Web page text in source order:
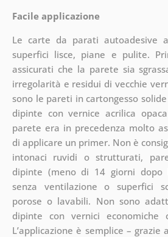
Facile applicazione
Le carte da parati autoadesive
superfici lisce, piane e pulite.
assicurati che la parete sia
irregolarità e residui di vecchie
sono le pareti in cartongesso
dipinte con vernice acrilica
parete era in precedenza molto
di applicare un primer. Non è
intonaci ruvidi o strutturati,
dipinte (meno di 14 giorni dopo
senza ventilazione o superfici
porose o lavabili. Non sono
dipinte con vernici economiche
L’applicazione è semplice – grazie